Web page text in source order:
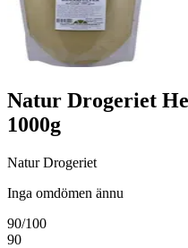
Natur Drogeriet
1000g
Natur Drogeriet
Inga omdömen ännu
90/100
90